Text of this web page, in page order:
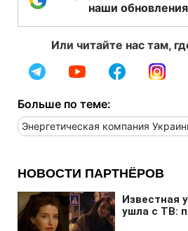
наши
Или читайте нас там,
Больше по теме:
Энергетическая компания